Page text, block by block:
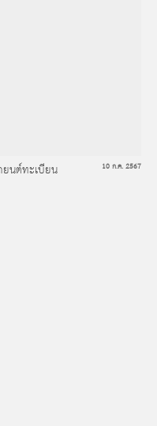
ยนต์ทะเบียน
10 ก.ค. 2567